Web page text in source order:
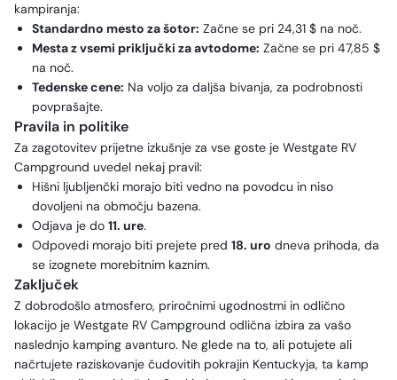
kampiranja:
Standardno mesto za šotor: Začne se pri 24,31 $ na noč.
Mesta z vsemi priključki za avtodome: Začne se pri 47,85 $
na noč.
Tedenske cene: Na voljo za daljša bivanja, za podrobnosti
povprašajte.
Pravila in politike
Za zagotovitev prijetne izkušnje za vse goste je Westgate RV
Campground uvedel nekaj pravil:
Hišni ljubljenčki morajo biti vedno na povodcu in niso
dovoljeni na območju bazena.
Odjava je do 11. ure.
Odpovedi morajo biti prejete pred 18. uro dneva prihoda, da
se izognete morebitnim kaznim.
Zaključek
Z dobrodošlo atmosfero, priročnimi ugodnostmi in odlično
lokacijo je Westgate RV Campground odlična izbira za vašo
naslednjo kamping avanturo. Ne glede na to, ali potujete ali
načrtujete raziskovanje čudovitih pokrajin Kentuckyja, ta kamp